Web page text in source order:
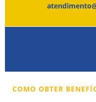
COMO OBTER